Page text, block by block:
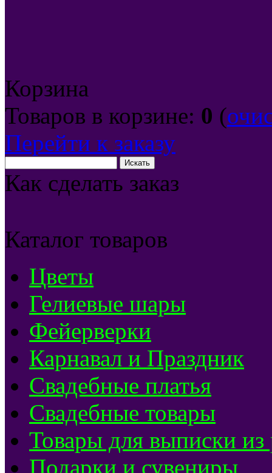
Корзина
Товаров в корзине: 0 (
Перейти к заказу
Как сделать заказ
Каталог товаров
Цветы
Гелиевые шары
Фейерверки
Карнавал и Праздник
Свадебные платья
Свадебные товары
Товары для выписки из
Подарки и сувениры